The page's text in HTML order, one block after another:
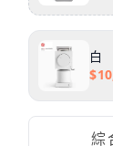
白
$
綜